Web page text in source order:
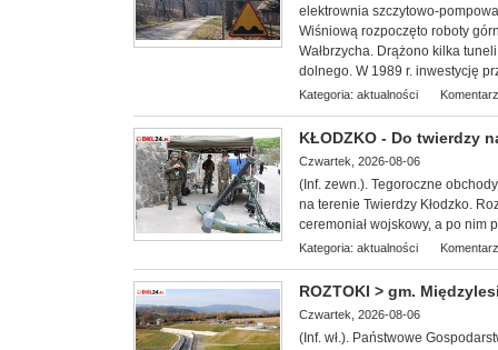
elektrownia szczytowo-
Wiśniową rozpoczęto roboty
Wałbrzycha. Drążono kilka
dolnego. W 1989 r. inwestycję
Kategoria: aktualności
KŁODZKO - Do twierdzy
Czwartek, 2026-08-06
(Inf. zewn.). Tegoroczne
na terenie Twierdzy Kłodzko.
ceremoniał wojskowy, a po nim
Kategoria: aktualności
ROZTOKI > gm.
Czwartek, 2026-08-06
(Inf. wł.). Państwowe